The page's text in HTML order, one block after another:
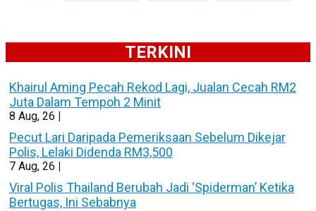
TERKINI
Khairul Aming Pecah Rekod Lagi, Jualan Cecah RM2
Juta Dalam Tempoh 2 Minit
8 Aug, 26 |
Pecut Lari Daripada Pemeriksaan Sebelum Dikejar
Polis, Lelaki Didenda RM3,500
7 Aug, 26 |
Viral Polis Thailand Berubah Jadi ‘Spiderman’ Ketika
Bertugas, Ini Sebabnya